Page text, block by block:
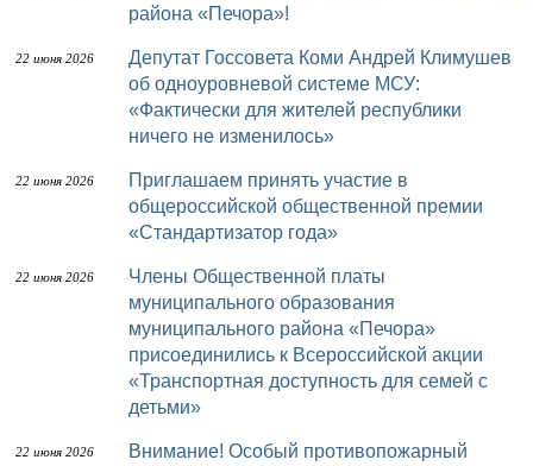
района «Печора»!
22 июня 2026
Депутат Госсовета Коми Андрей Климушев
об одноуровневой системе МСУ:
«Фактически для жителей республики
ничего не изменилось»
22 июня 2026
Приглашаем принять участие в
общероссийской общественной премии
«Стандартизатор года»
22 июня 2026
Члены Общественной платы
муниципального образования
муниципального района «Печора»
присоединились к Всероссийской акции
«Транспортная доступность для семей с
детьми»
22 июня 2026
Внимание! Особый противопожарный